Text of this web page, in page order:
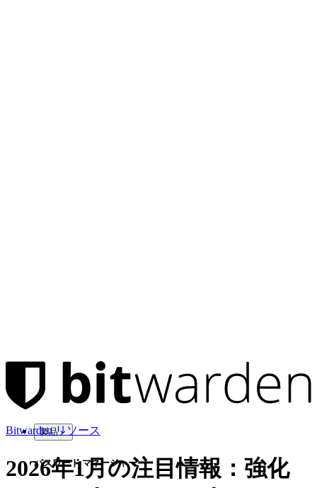
製品
パスワード マネージャー
Bitwarden リソース
2026年1月の注目情報：強化